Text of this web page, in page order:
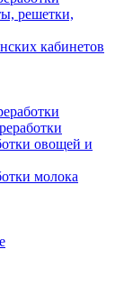
решетки,
кабинетов
овощей и
молока